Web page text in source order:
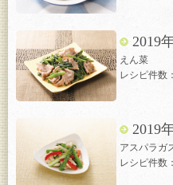
2019
えん菜
レシピ件数
2019
アスパラガ
レシピ件数